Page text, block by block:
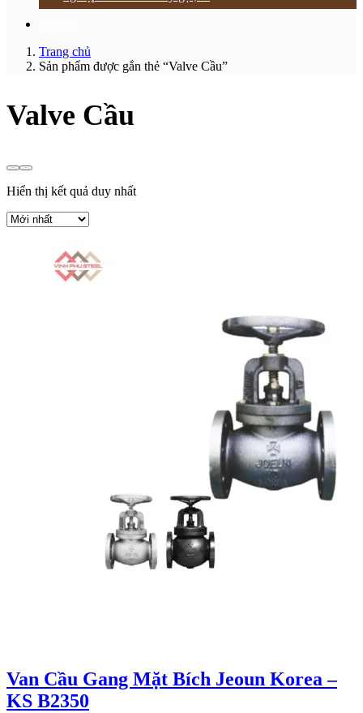
Trang chủ
Sản phẩm được gắn thẻ “Valve Cầu”
Valve Cầu
Hiển thị kết quả duy nhất
Van Cầu Gang Mặt Bích Jeoun Korea –
KS B2350